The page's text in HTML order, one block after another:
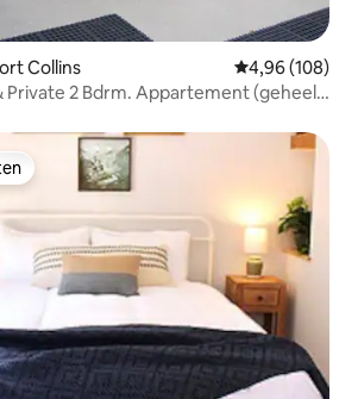
Collins Gemiddelde
4,96 (108)